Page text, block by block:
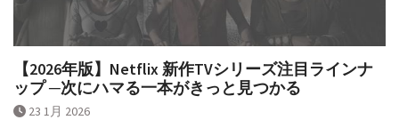
【2026年版】Netflix 新作TVシリーズ注目ラインナ
ップ ─次にハマる一本がきっと見つかる
23 1月 2026